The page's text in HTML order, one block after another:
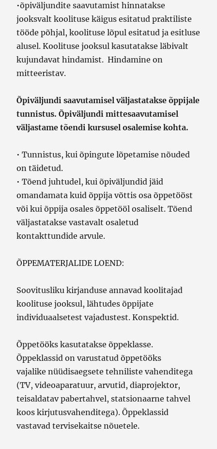
•õpiväljundite saavutamist hinnatakse
jooksvalt koolituse käigus esitatud praktiliste
tööde põhjal, koolituse lõpul esitatud ja esitluse
alusel. Koolituse jooksul kasutatakse läbivalt
kujundavat hindamist. Hindamine on
mitteeristav.
Õpiväljundi saavutamisel väljastatakse õppijale
tunnistus. Õpiväljundi mittesaavutamisel
väljastame tõendi kursusel osalemise kohta.
• Tunnistus, kui õpingute lõpetamise nõuded
on täidetud.
• Tõend juhtudel, kui õpiväljundid jäid
omandamata kuid õppija võttis osa õppetööst
või kui õppija osales õppetööl osaliselt. Tõend
väljastatakse vastavalt osaletud
kontakttundide arvule.
ÕPPEMATERJALIDE LOEND:
Soovitusliku kirjanduse annavad koolitajad
koolituse jooksul, lähtudes õppijate
individuaalsetest vajadustest. Konspektid.
Õppetööks kasutatakse õppeklasse.
Õppeklassid on varustatud õppetööks
vajalike nüüdisaegsete tehniliste vahenditega
(TV, videoaparatuur, arvutid, diaprojektor,
teisaldatav pabertahvel, statsionaarne tahvel
koos kirjutusvahenditega). Õppeklassid
vastavad tervisekaitse nõuetele.